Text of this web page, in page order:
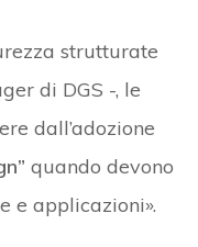
strutturate
di DGS -, le
dall’adozione
quando devono
e applicazioni».